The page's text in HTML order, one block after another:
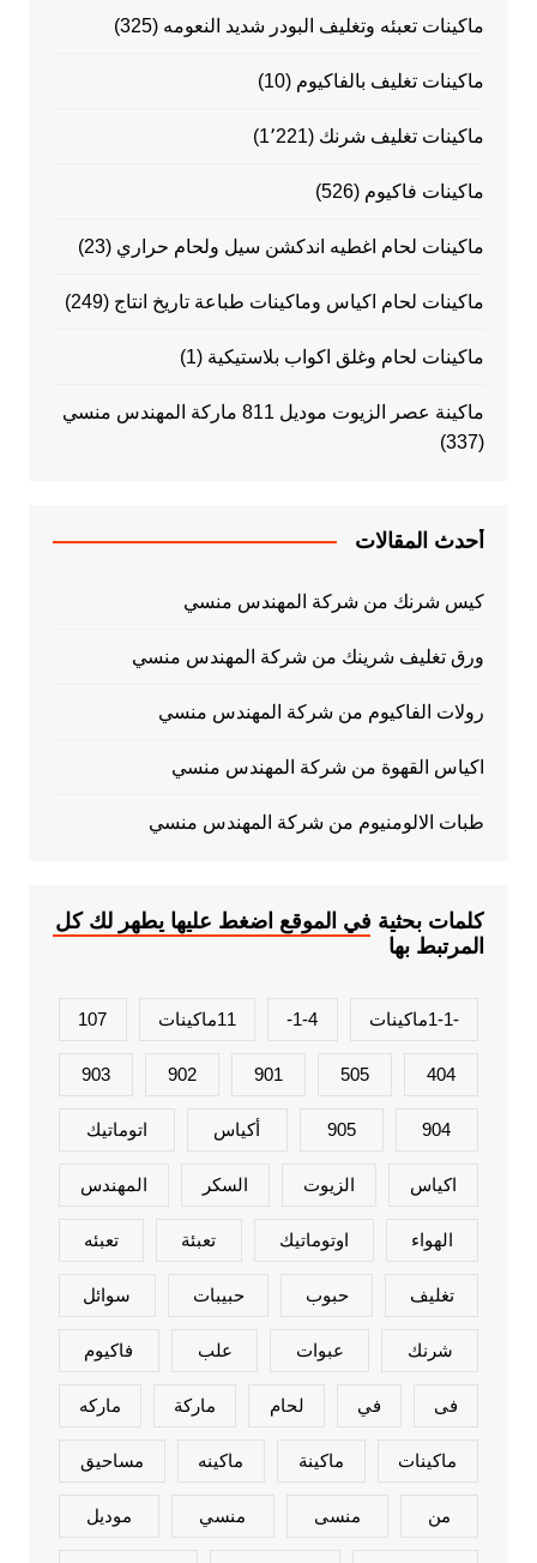
ماكينات تعبئه وتغليف البودر شديد النعومه (325)
ماكينات تغليف بالفاكيوم (10)
ماكينات تغليف شرنك (1٬221)
ماكينات فاكيوم (526)
ماكينات لحام اغطيه اندكشن سيل ولحام حراري (23)
ماكينات لحام اكياس وماكينات طباعة تاريخ انتاج (249)
ماكينات لحام وغلق اكواب بلاستيكية (1)
ماكينة عصر الزيوت موديل 811 ماركة المهندس منسي
(337)
أحدث المقالات
كيس شرنك من شركة المهندس منسي
ورق تغليف شرينك من شركة المهندس منسي
رولات الفاكيوم من شركة المهندس منسي
اكياس القهوة من شركة المهندس منسي
طبات الالومنيوم من شركة المهندس منسي
كلمات بحثية في الموقع اضغط عليها يطهر لك كل
المرتبط بها
-1-1ماكينات 1-4- 11ماكينات 107
404
505
901
902
903
904
905 أكياس اتوماتيك
اكياس الزيوت السكر المهندس
الهواء اوتوماتيك تعبئة تعبئه
تغليف حبوب حبيبات سوائل
شرنك عبوات علب فاكيوم
فى في لحام ماركة ماركه
ماكينات ماكينة ماكينه مساحيق
من منسى منسي موديل